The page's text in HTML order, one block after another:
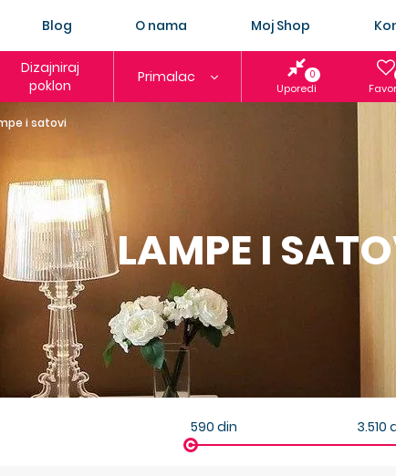
Blog O nama Moj Shop
Dizajniraj
poklon
Primalac 0
Uporedi
i satovi
LAMPE I
590 din 3.510